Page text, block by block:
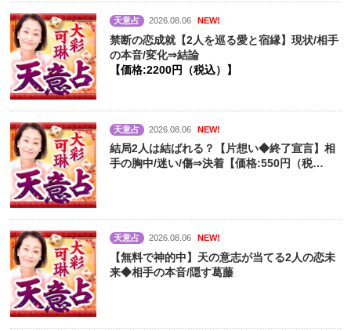
天意占 2026.08.06 NEW!
禁断の恋成就【2人を巡る愛と宿縁】現状/相手
の本音/変化⇒結論
【価格:2200円（税込）】
天意占 2026.08.06 NEW!
結局2人は結ばれる？【片想い◆終了宣言】相
手の胸中/迷い/傷⇒決着【価格:550円（税
天意占 2026.08.06 NEW!
【無料で神的中】天の意志が当てる2人の恋未
来◆相手の本音/隠す葛藤